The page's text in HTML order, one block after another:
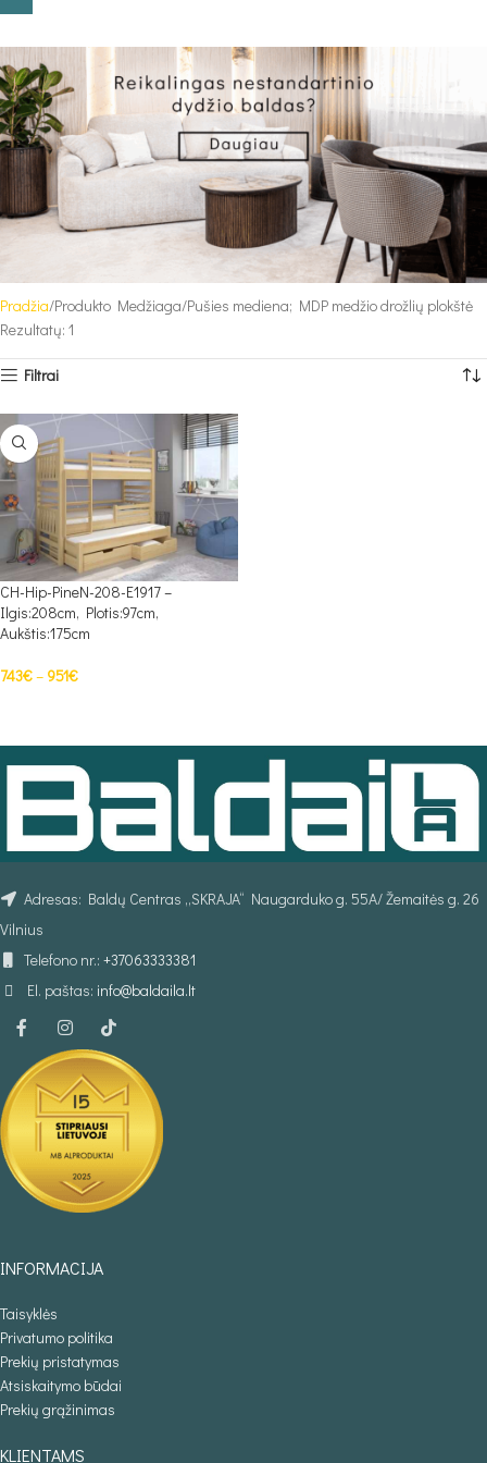
Pradžia Produkto Medžiaga Pušies mediena; MDP medžio drožlių plokštė
Rezultatų: 1
Filtrai
CH-Hip-PineN-208-E1917 –
Ilgis:208cm, Plotis:97cm,
Aukštis:175cm
743€– 951€
Adresas: Baldų Centras „SKRAJA“ Naugarduko g. 55A/ Žemaitės g. 26
Vilnius
Telefono nr.: +37063333381
El. paštas: info@baldaila.lt
INFORMACIJA
Taisyklės
Privatumo politika
Prekių pristatymas
Atsiskaitymo būdai
Prekių grąžinimas
KLIENTAMS